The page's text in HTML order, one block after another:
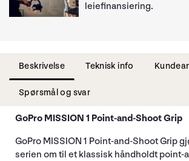
leiefinansiering.
Beskrivelse Teknisk info
Spørsmål og svar
GoPro MISSION 1 Point-and-Shoot Grip
GoPro MISSION 1 Point-and-Shoot Grip
serien om til et klassisk håndholdt point-